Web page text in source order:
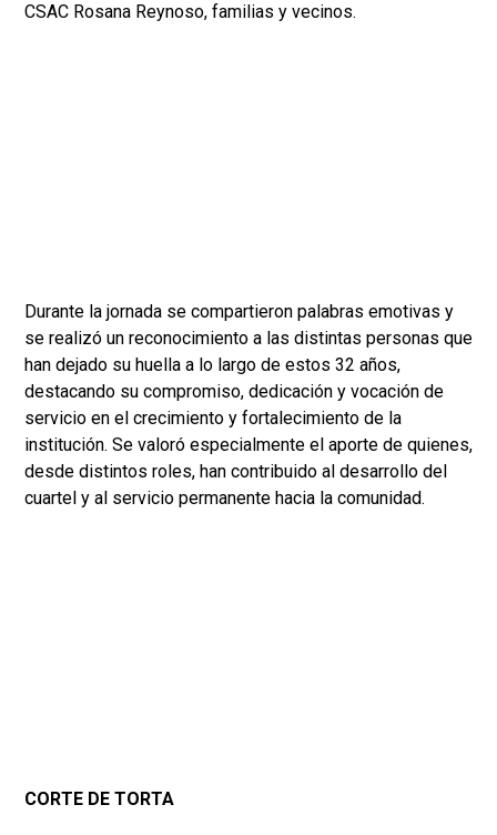
CSAC Rosana Reynoso, familias y vecinos.
Durante la jornada se compartieron palabras emotivas y
se realizó un reconocimiento a las distintas personas que
han dejado su huella a lo largo de estos 32 años,
destacando su compromiso, dedicación y vocación de
servicio en el crecimiento y fortalecimiento de la
institución. Se valoró especialmente el aporte de quienes,
desde distintos roles, han contribuido al desarrollo del
cuartel y al servicio permanente hacia la comunidad.
CORTE DE TORTA